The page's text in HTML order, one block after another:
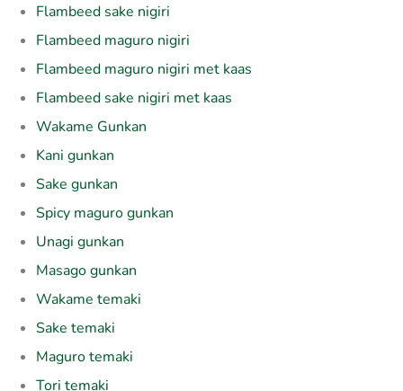
Flambeed sake nigiri
Flambeed maguro nigiri
Flambeed maguro nigiri met kaas
Flambeed sake nigiri met kaas
Wakame Gunkan
Kani gunkan
Sake gunkan
Spicy maguro gunkan
Unagi gunkan
Masago gunkan
Wakame temaki
Sake temaki
Maguro temaki
Tori temaki